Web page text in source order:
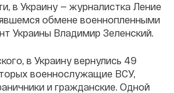
в Украину — журналистка Ление
обмене военнопленными
Украины Владимир Зеленский.
в Украину вернулись 49
военнослужащие ВСУ,
и гражданские. Одной